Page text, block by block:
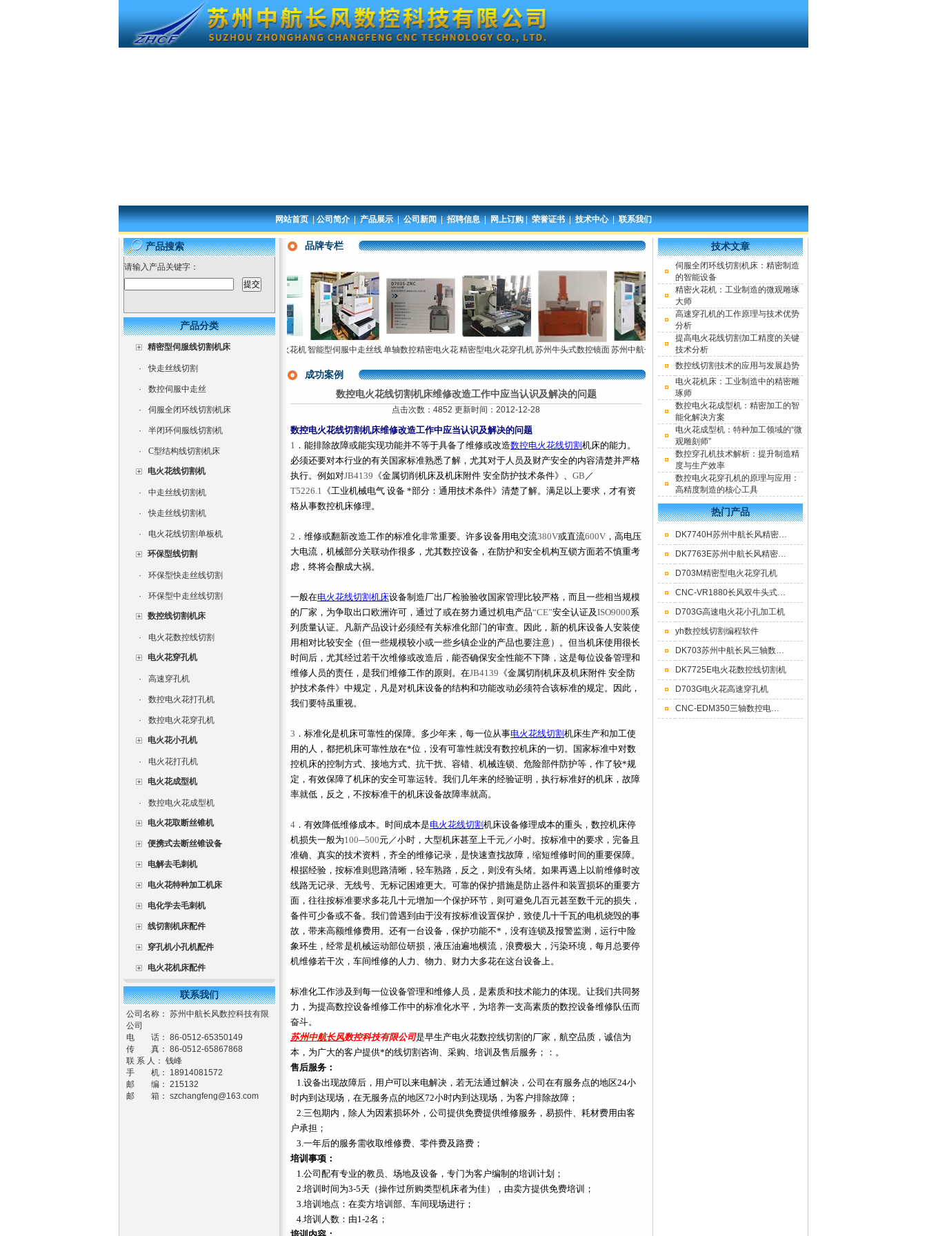
网站首页|公司简介|产品展示|公司新闻|招聘信息|网上订购|荣誉证书|技术中心|联系我们
产品搜索
请输入产品关键字：
产品分类
精密型伺服线切割机床
· 快走丝线切割
· 数控伺服中走丝
· 伺服全闭环线切割机床
· 半闭环伺服线切割机
· C型结构线切割机床
电火花线切割机
· 中走丝线切割机
· 快走丝线切割机
· 电火花线切割单板机
环保型线切割
· 环保型快走丝线切割
· 环保型中走丝线切割
数控线切割机床
· 电火花数控线切割
电火花穿孔机
· 高速穿孔机
· 数控电火花打孔机
· 数控电火花穿孔机
电火花小孔机
· 电火花打孔机
电火花成型机
· 数控电火花成型机
电火花取断丝锥机
便携式去断丝锥设备
电解去毛刺机
电火花特种加工机床
电化学去毛刺机
线切割机床配件
穿孔机小孔机配件
电火花机床配件
联系我们
公司名称： 苏州中航长风数控科技有限
公司
电 话： 86-0512-65350149
传 真： 86-0512-65867868
联 系 人： 钱峰
手 机： 18914081572
邮 编： 215132
邮 箱： szchangfeng@163.com
品牌专栏
长风双牛头式数控火
三轴数控电火花成型单轴数控精密火花机智能型伺服中走丝线单轴数控精密电火花
机床
精密型电火花穿孔机苏州牛头式数控镜面
直供
苏州中航长风精密中
直供
苏州中航长风精密中
走丝线切割机床
苏州中航长风三轴数
控穿孔机数控小孔机
直供
成功案例
数控电火花线切割机床维修改造工作中应当认识及解决的问题
点击次数：4852 更新时间：2012-12-28
数控电火花线切割机床维修改造工作中应当认识及解决的问题
1 ．能排除故障或能实现功能并不等于具备了维修或改造数控电火花线切割机床的能力。
必须还要对本行业的有关国家标准熟悉了解，尤其对于人员及财产安全的内容清楚并严格
执行。例如对JB4139 《金属切削机床及机床附件 安全防护技术条件》、 GB ／
T5226.1 《工业机械电气 设备 *部分：通用技术条件》清楚了解。满足以上要求，才有资
格从事数控机床修理。
2 ．维修或翻新改造工作的标准化非常重要。许多设备用电交流380V或直流600V ，高电压
大电流，机械部分关联动作很多，尤其数控设备，在防护和安全机构互锁方面若不慎重考
虑，终将会酿成大祸。
一般在电火花线切割机床设备制造厂出厂检验验收国家管理比较严格，而且一些相当规模
的厂家，为争取出口欧洲许可，通过了或在努力通过机电产品“CE”安全认证及ISO9000系
列质量认证。凡新产品设计必须经有关标准化部门的审查。因此，新的机床设备人安装使
用相对比较安全（但一些规模较小或一些乡镇企业的产品也要注意）。但当机床使用很长
时间后，尤其经过若干次维修或改造后，能否确保安全性能不下降，这是每位设备管理和
维修人员的责任，是我们维修工作的原则。在JB4139 《金属切削机床及机床附件 安全防
护技术条件》中规定，凡是对机床设备的结构和功能改动必须符合该标准的规定。因此，
我们要特虽重视。
3 ．标准化是机床可靠性的保障。多少年来，每一位从事电火花线切割机床生产和加工使
用的人，都把机床可靠性放在*位，没有可靠性就没有数控机床的一切。国家标准中对数
控机床的控制方式、接地方式、抗干扰、容错、机械连锁、危险部件防护等，作了较*规
定，有效保障了机床的安全可靠运转。我们几年来的经验证明，执行标准好的机床，故障
率就低，反之，不按标准干的机床设备故障率就高。
4 ．有效降低维修成本。时间成本是电火花线切割机床设备修理成本的重头，数控机床停
机损失一般为100─500元／小时，大型机床甚至上千元／小时。按标准中的要求，完备且
准确、真实的技术资料，齐全的维修记录，是快速查找故障，缩短维修时间的重要保障。
根据经验，按标准则思路清晰，轻车熟路，反之，则没有头绪。如果再遇上以前维修时改
线路无记录、无线号、无标记困难更大。可靠的保护措施是防止器件和装置损坏的重要方
面，往往按标准要求多花几十元增加一个保护环节，则可避免几百元甚至数千元的损失，
备件可少备或不备。我们曾遇到由于没有按标准设置保护，致使几十千瓦的电机烧毁的事
故，带来高额维修费用。还有一台设备，保护功能不*，没有连锁及报警监测，运行中险
象环生，经常是机械运动部位研损，液压油遍地横流，浪费极大，污染环境，每月总要停
机维修若干次，车间维修的人力、物力、财力大多花在这台设备上。
标准化工作涉及到每一位设备管理和维修人员，是素质和技术能力的体现。让我们共同努
力，为提高数控设备维修工作中的标准化水平，为培养一支高素质的数控设备维修队伍而
奋斗。
苏州中航长风数控科技有限公司是早生产电火花数控线切割的厂家，航空品质，诚信为
本，为广大的客户提供*的线切割咨询、采购、培训及售后服务；： 。
售后服务：
1.设备出现故障后，用户可以来电解决，若无法通过解决，公司在有服务点的地区24小
时内到达现场，在无服务点的地区72小时内到达现场，为客户排除故障；
2.三包期内，除人为因素损坏外，公司提供免费提供维修服务，易损件、耗材费用由客
户承担；
3.一年后的服务需收取维修费、零件费及路费；
培训事项：
1.公司配有专业的教员、场地及设备，专门为客户编制的培训计划；
2.培训时间为3-5天（操作过所购类型机床者为佳），由卖方提供免费培训；
3.培训地点：在卖方培训部、车间现场进行；
4.培训人数：由1-2名；
技术文章
伺服全闭环线切割机床：精密制造
的智能设备
精密火花机：工业制造的微观雕琢
大师
高速穿孔机的工作原理与技术优势
分析
提高电火花线切割加工精度的关键
技术分析
数控线切割技术的应用与发展趋势
电火花机床：工业制造中的精密雕
琢师
数控电火花成型机：精密加工的智
能化解决方案
电火花成型机：特种加工领域的“微
观雕刻师”
数控穿孔机技术解析：提升制造精
度与生产效率
数控电火花穿孔机的原理与应用：
高精度制造的核心工具
热门产品
DK7740H苏州中航长风精密中走丝线切割机床
DK7763E苏州中航长风精密型数控中走丝线切割机床
D703M精密型电火花穿孔机
CNC-VR1880长风双牛头式数控火花机高效率电火花成型机
D703G高速电火花小孔加工机
yh数控线切割编程软件
DK703苏州中航长风三轴数控穿孔机数控小孔机直供
DK7725E电火花数控线切割机
D703G电火花高速穿孔机
CNC-EDM350三轴数控电火花成型机床CNC350